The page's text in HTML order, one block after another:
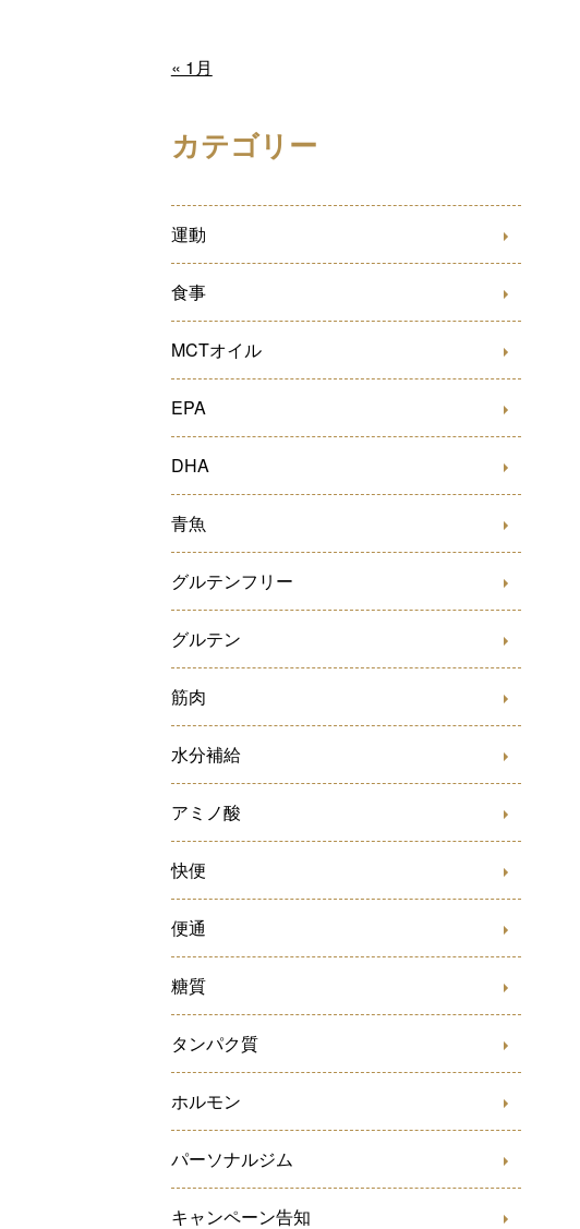
« 1月
カテゴリー
運動
食事
MCTオイル
EPA
DHA
青魚
グルテンフリー
グルテン
筋肉
水分補給
アミノ酸
快便
便通
糖質
タンパク質
ホルモン
パーソナルジム
キャンペーン告知